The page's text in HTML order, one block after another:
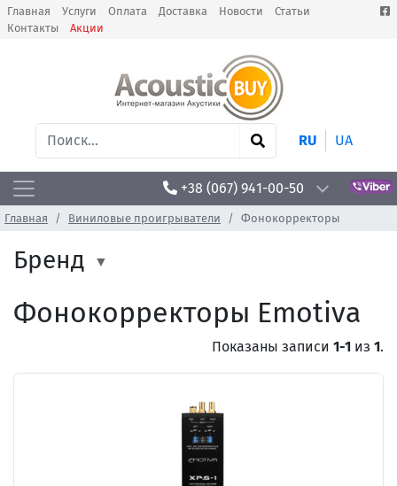
Главная Услуги Оплата Доставка Новости
Статьи
Контакты
Акции
RU UA
+38 (067) 941-00-50
Главная Виниловые проигрыватели Фонокорректоры
Бренд
Фонокорректоры Emotiva
Показаны записи 1-1 из 1.